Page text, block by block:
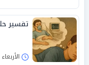
تفسير
الأربعاء 21/يناير/2026 - 05:26 م